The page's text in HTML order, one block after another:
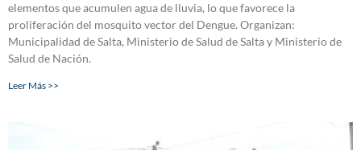
elementos que acumulen agua de lluvia, lo que favorece la
proliferación del mosquito vector del Dengue. Organizan:
Municipalidad de Salta, Ministerio de Salud de Salta y Ministerio de
Salud de Nación.
Leer Más >>